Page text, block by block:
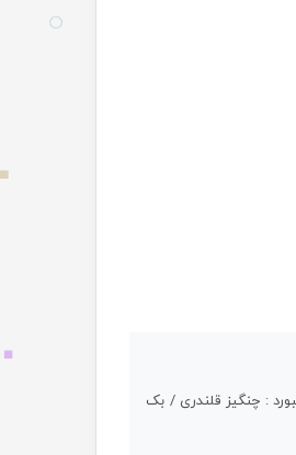
: چنگیز قلندری / بک